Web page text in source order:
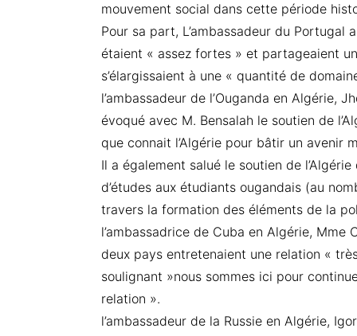
mouvement social dans cette période
Pour sa part, L’ambassadeur du
étaient « assez fortes » et partageaient
s’élargissaient à une « quantité de
l’ambassadeur de l’Ouganda en Algérie,
évoqué avec M. Bensalah le soutien de
que connait l’Algérie pour bâtir un avenir
Il a également salué le soutien de
d’études aux étudiants ougandais (au
travers la formation des éléments de la
l’ambassadrice de Cuba en Algérie,
deux pays entretenaient une relation «
soulignant »nous sommes ici pour
relation ».
l’ambassadeur de la Russie en Algérie,